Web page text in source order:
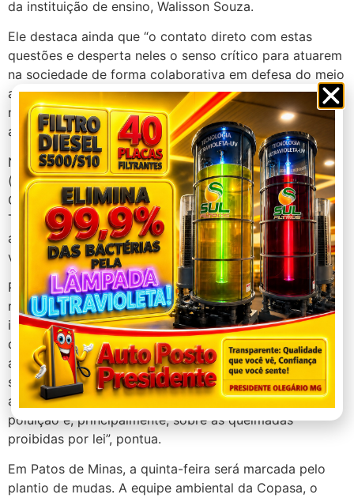
da instituição de ensino, Walisson Souza.
Ele destaca ainda que “o contato direto com estas
questões e desperta neles o senso crítico para atuarem
na sociedade de forma colaborativa em defesa do meio
ambiente, em especial quando se trata de um recurso
natural indispensável para a vida, que é o caso da
água”.
No mesmo dia, o Coletivo Local de Meio Ambiente
(Colmeia) de Araxá, grupo também integrado pela
Copasa, promoverá o plantio de mudas na sede do
Trianon Esporte Clube, projeto que acolhe crianças e
adolescentes em vulnerabilidade social e transforma
vidas por meio do futebol.
Para Angélica Boreli, integrante do Colmeia Araxá e
representante do Instituto Consciência e Ação, as
iniciativas ajudam a arraigar a cultura da preservação
da natureza. “Promover atividades de proteção
ambiental é fundamental para conscientizar a
sociedade sobre a importância que tem o meio
ambiente para a vida, alertar sobre o desperdício e
poluição e, principalmente, sobre as queimadas
proibidas por lei”, pontua.
Em Patos de Minas, a quinta-feira será marcada pelo
plantio de mudas. A equipe ambiental da Copasa, o